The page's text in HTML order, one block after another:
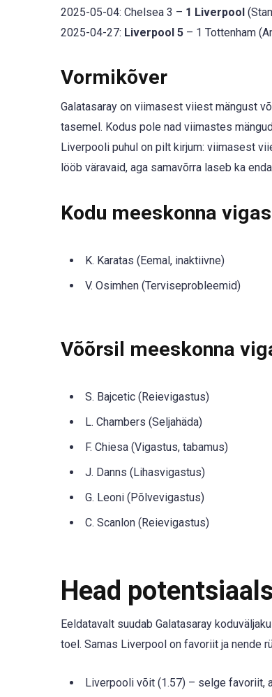
2025-05-04: Chelsea 3 – 1 Liverpool
2025-04-27: Liverpool 5 – 1 Tottenham
Vormikõver
Galatasaray on viimasest viiest mängust
tasemel. Kodus pole nad viimastes
Liverpooli puhul on pilt kirjum: viimasest
lööb väravaid, aga samavõrra laseb ka
Kodu meeskonna
K. Karatas (Eemal, inaktiivne)
V. Osimhen (Terviseprobleemid)
Võõrsil meeskonna
S. Bajcetic (Reievigastus)
L. Chambers (Seljahäda)
F. Chiesa (Vigastus, tabamus)
J. Danns (Lihasvigastus)
G. Leoni (Põlvevigastus)
C. Scanlon (Reievigastus)
Head
Eeldatavalt suudab Galatasaray
toel. Samas Liverpool on favoriit ja nende
Liverpooli võit (1.57) – selge favoriit,